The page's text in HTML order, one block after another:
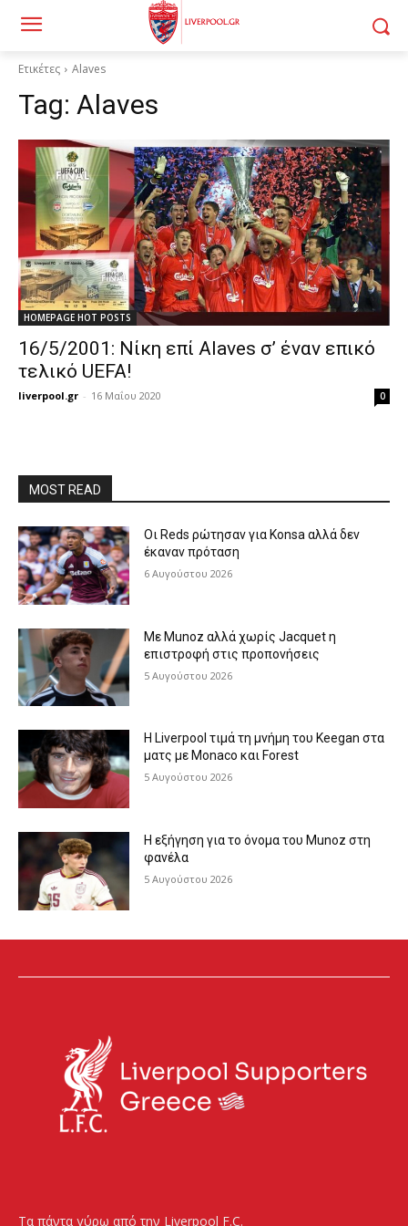
Ετικέτες Alaves
Tag: Alaves
HOMEPAGE HOT POSTS
16/5/2001: Νίκη επί Alaves σ’ έναν επικό
τελικό UEFA!
liverpool.gr - 16 Μαΐου 2020 0
MOST READ
Οι Reds ρώτησαν για Konsa αλλά δεν
έκαναν πρόταση
6 Αυγούστου 2026
Με Munoz αλλά χωρίς Jacquet η
επιστροφή στις προπονήσεις
5 Αυγούστου 2026
Η Liverpool τιμά τη μνήμη του Keegan στα
ματς με Monaco και Forest
5 Αυγούστου 2026
Η εξήγηση για το όνομα του Munoz στη
φανέλα
5 Αυγούστου 2026
Τα πάντα γύρω από την Liverpool F.C.